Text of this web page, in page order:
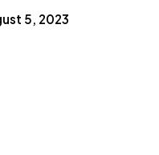
5, 2023